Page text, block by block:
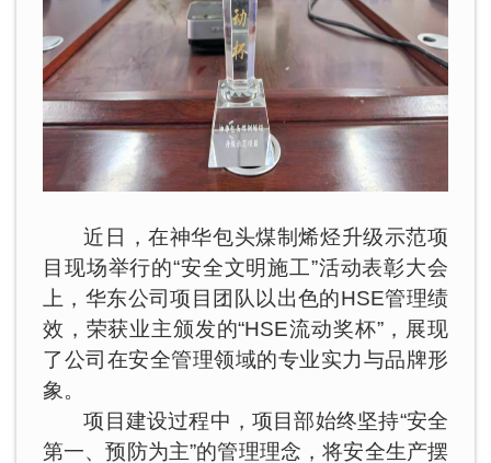
近日，在神华包头煤制烯烃升级示范项
目现场举行的“安全文明施工”活动表彰大会
上，华东公司项目团队以出色的HSE管理绩
效，荣获业主颁发的“HSE流动奖杯”，展现
了公司在安全管理领域的专业实力与品牌形
象。
项目建设过程中，项目部始终坚持“安全
第一、预防为主”的管理理念，将安全生产摆